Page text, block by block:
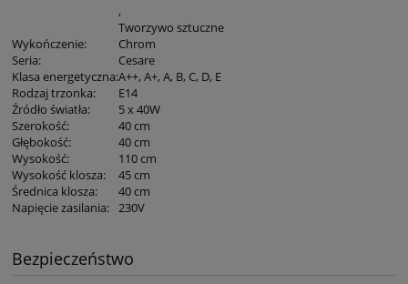
,
Tworzywo sztuczne
Wykończenie:
Chrom
Seria:
Cesare
Klasa energetyczna:A++, A+, A, B, C, D, E
Rodzaj trzonka:
E14
Źródło światła:
5 x 40W
Szerokość:
40 cm
Głębokość:
40 cm
Wysokość:
110 cm
Wysokość klosza:
45 cm
Średnica klosza:
40 cm
Napięcie zasilania: 230V
Bezpieczeństwo